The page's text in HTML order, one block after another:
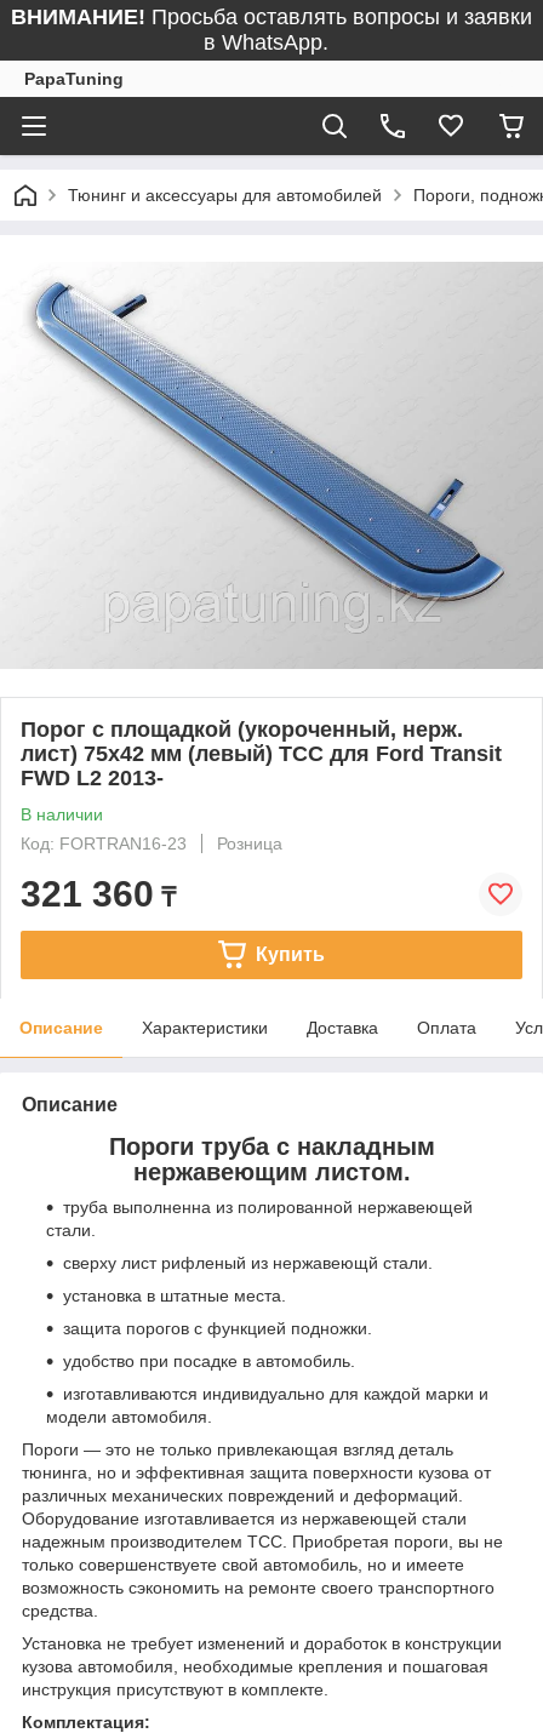
ВНИМАНИЕ! Просьба оставлять вопросы и заявки
в WhatsApp.
PapaTuning
Тюнинг и аксессуары для автомобилей Пороги,
Порог с площадкой (укороченный, нерж.
лист) 75х42 мм (левый) ТСС для Ford Transit
FWD L2 2013-
В наличии
Код: FORTRAN16-23
Розница
321 360 ₸
Купить
Описание Характеристики Доставка Оплата
Описание
Пороги труба с накладным
нержавеющим листом.
труба выполненна из полированной нержавеющей
стали.
сверху лист рифленый из нержавеющй стали.
установка в штатные места.
защита порогов с функцией подножки.
удобство при посадке в автомобиль.
изготавливаются индивидуально для каждой марки и
модели автомобиля.
Пороги — это не только привлекающая взгляд деталь
тюнинга, но и эффективная защита поверхности кузова от
различных механических повреждений и деформаций.
Оборудование изготавливается из нержавеющей стали
надежным производителем ТСС. Приобретая пороги, вы не
только совершенствуете свой автомобиль, но и имеете
возможность сэкономить на ремонте своего транспортного
средства.
Установка не требует изменений и доработок в конструкции
кузова автомобиля, необходимые крепления и пошаговая
инструкция присутствуют в комплекте.
Комплектация: